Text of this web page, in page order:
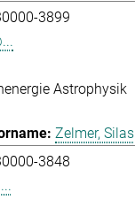
3899
Astrophysik
Zelmer, Silas
3848